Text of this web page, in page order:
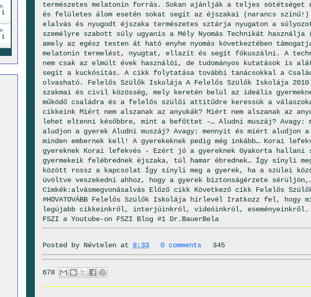
természetes melatonin forrás. Sokan ajánlják a teljes sötétséget
és felületes álom esetén sokat segít az éjszakai (narancs színű!)
elalvás és nyugodt éjszaka természetes sztárja nyugaton a
személyre szabott súly ugyanis a Mély Nyomás Technikát használja
amely az egész testen át ható enyhe nyomás következtében
melatonin termelést, nyugtat, ellazít és segít fókuszálni. A
nem csak az elmúlt évek használói, de tudományos kutatások is
segít a kuckósítás. A cikk folytatása további tanácsokkal a
olvasható. Felelős Szülők Iskolája A Felelős Szülők Iskolája 2010
szakmai és civil közösség, mely keretén belül az ideális
működő családra és a felelős szülői attitűdre keressük a
cikkeink Miért nem alszanak az anyukák? Miért nem alszanak az
lehet eltenni későbbre, mint a befőttet -… Aludni muszáj? Avagy:
aludjon a gyerek Aludni muszáj? Avagy: mennyit és miért aludjon a
minden embernek kell! A gyerekeknek pedig még inkább… Korai
gyereknek Korai lefekvés - Ezért jó a gyereknek Gyakorta hallani
gyermekeik felébrednek éjszaka, túl hamar ébrednek… Így sínyli
között rossz a kapcsolat Így sínyli meg a gyerek, ha a szülei
üvöltve veszekedni ahhoz, hogy a gyerek biztonságérzete
Címkék:alvásmegvonásalvás Előző cikk Következő cikk Felelős
#HOVATOVÁBB Felelős Szülők Iskolája hírlevél Iratkozz fel, hogy
legújabb cikkeinkről, interjúinkról, videóinkról, eseményeinkről.
FSZI a Youtube-on FSZI Blog #1 Dr.BauerBela
Posted by Névtelen at 8:33 0 comments 345
678
1
1